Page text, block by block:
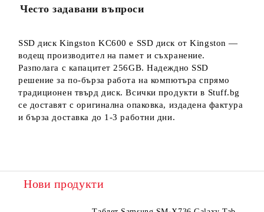
Често задавани въпроси
SSD диск Kingston KC600 е SSD диск от Kingston —
водещ производител на памет и съхранение.
Разполага с капацитет 256GB. Надеждно SSD
решение за по-бърза работа на компютъра спрямо
традиционен твърд диск. Всички продукти в Stuff.bg
се доставят с оригинална опаковка, издадена фактура
и бърза доставка до 1-3 работни дни.
Нови продукти